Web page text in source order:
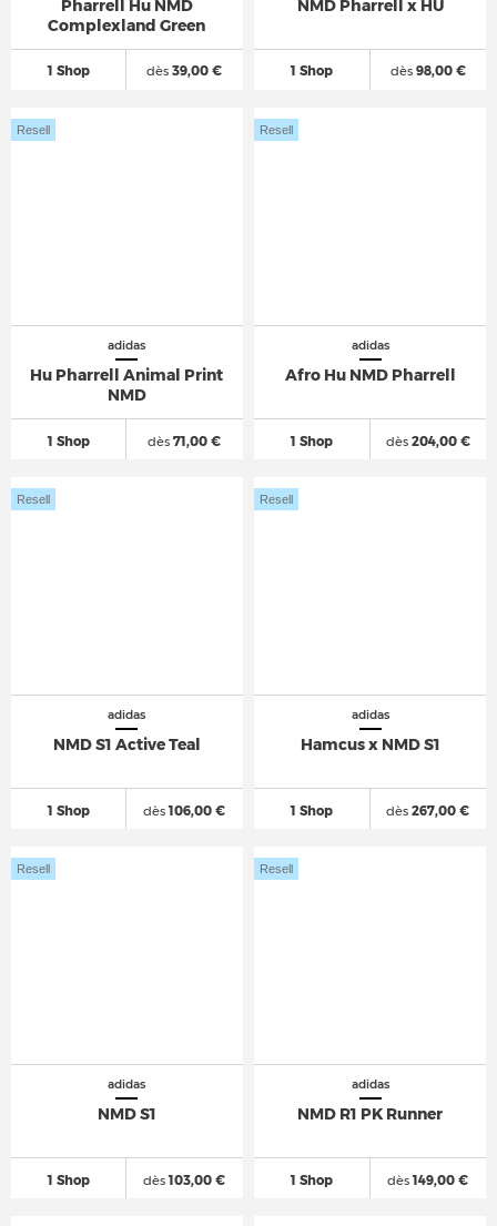
Pharrell Hu NMD
Complexland Green
1 Shop dès 39,00 €
NMD Pharrell x HU
1 Shop dès98,00 €
adidas
Hu Pharrell Animal Print
NMD
1 Shop
Resell
dès 71,00 €
adidas
Afro Hu NMD Pharrell
1 Shop
Resell
dès204,00 €
adidas
NMD S1 Active Teal
1 Shop
Resell
dès106,00 €
adidas
Hamcus x NMD S1
1 Shop
Resell
dès 267,00 €
adidas
NMD S1
1 Shop
Resell
dès103,00 €
adidas
NMD R1 PK Runner
1 Shop
Resell
dès149,00 €